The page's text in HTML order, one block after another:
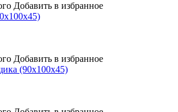
Добавить в избранное
Добавить в избранное
(90х100х45)